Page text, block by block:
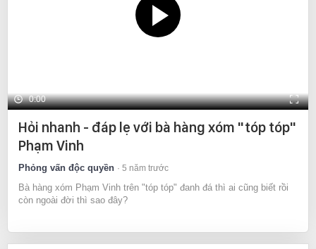
0:00
Hỏi nhanh - đáp lẹ với bà hàng xóm "tóp tóp"
Phạm Vinh
Phỏng vấn độc quyền 5 năm trước
Bà hàng xóm Phạm Vinh trên "tóp tóp" đanh đá thì ai cũng biết rồi
còn ngoài đời thì sao đây?